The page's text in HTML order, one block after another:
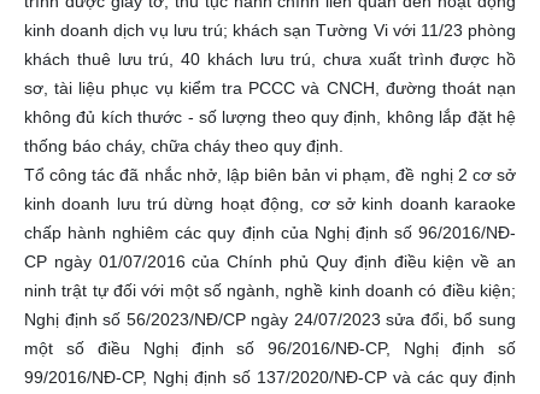
kinh doanh dịch vụ lưu trú; khách sạn Tường Vi với 11/23 phòng
khách thuê lưu trú, 40 khách lưu trú, chưa xuất trình được hồ
sơ, tài liệu phục vụ kiểm tra PCCC và CNCH, đường thoát nạn
không đủ kích thước - số lượng theo quy định, không lắp đặt hệ
thống báo cháy, chữa cháy theo quy định.
Tổ công tác đã nhắc nhở, lập biên bản vi phạm, đề nghị 2 cơ sở
kinh doanh lưu trú dừng hoạt động, cơ sở kinh doanh karaoke
chấp hành nghiêm các quy định của Nghị định số 96/2016/NĐ-
CP ngày 01/07/2016 của Chính phủ Quy định điều kiện về an
ninh trật tự đối với một số ngành, nghề kinh doanh có điều kiện;
Nghị định số 56/2023/NĐ/CP ngày 24/07/2023 sửa đổi, bổ sung
một số điều Nghị định số 96/2016/NĐ-CP, Nghị định số
99/2016/NĐ-CP, Nghị định số 137/2020/NĐ-CP và các quy định